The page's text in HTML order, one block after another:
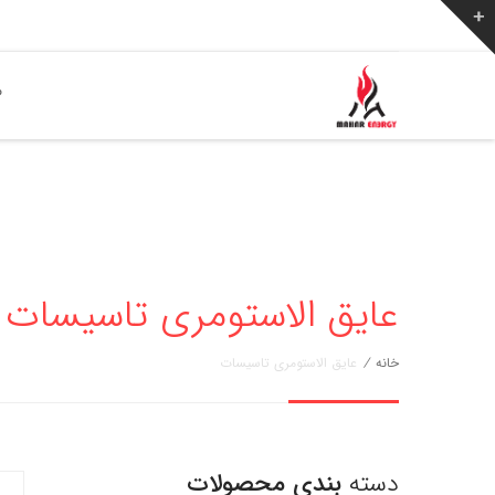
عایق الاستومری تاسیسات
خانه / عایق الاستومری تاسیسات
دسته بندی محصولات